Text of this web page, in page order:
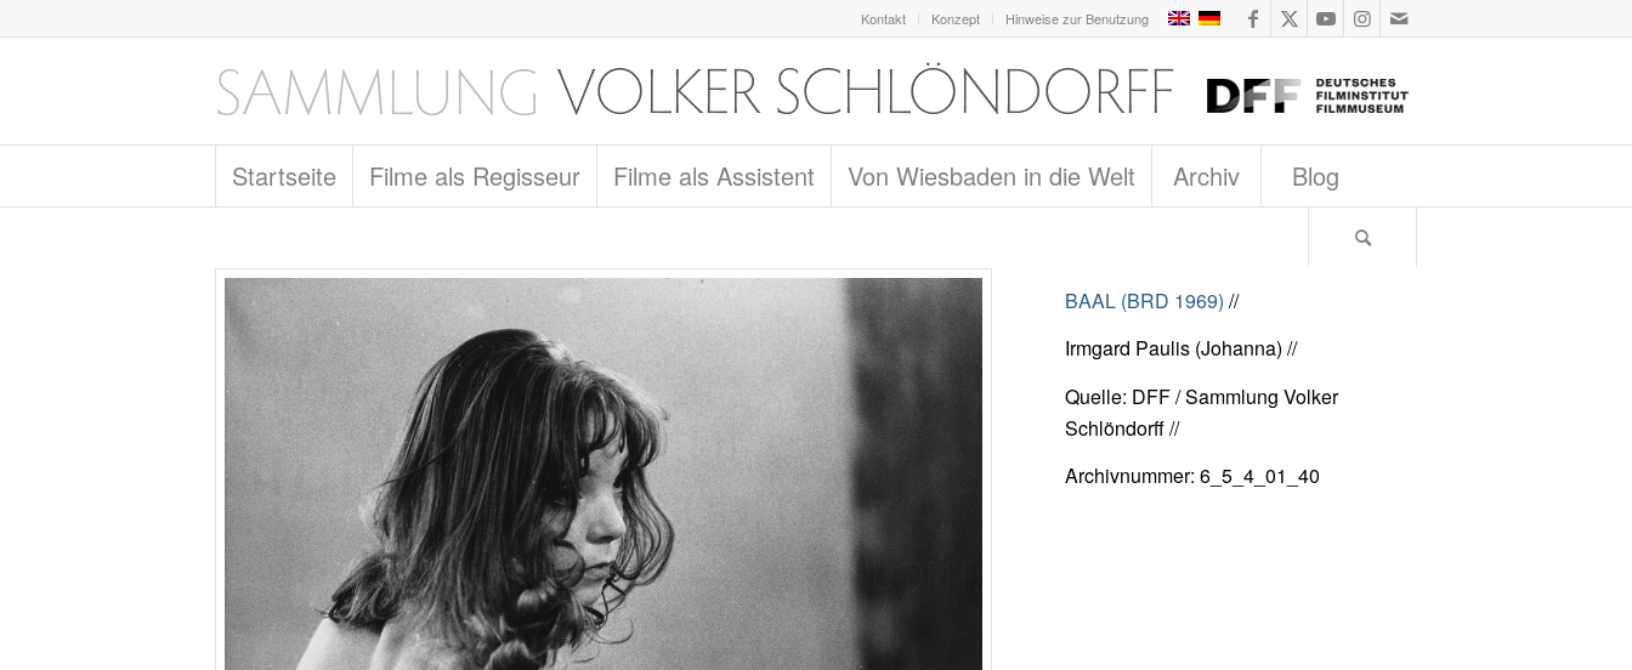
Kontakt Konzept Hinweise zur Benutzung
Startseite Filme als Regisseur Filme als Assistent Von Wiesbaden in die Welt Archiv Blog
BAAL (BRD 1969) //
Irmgard Paulis (Johanna) //
Quelle: DFF / Sammlung Volker
Schlöndorff //
Archivnummer: 6_5_4_01_40